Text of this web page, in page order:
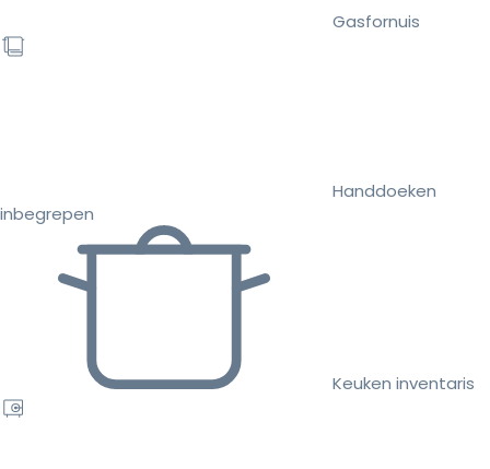
Gasfornuis
Handdoeken
inbegrepen
Keuken inventaris